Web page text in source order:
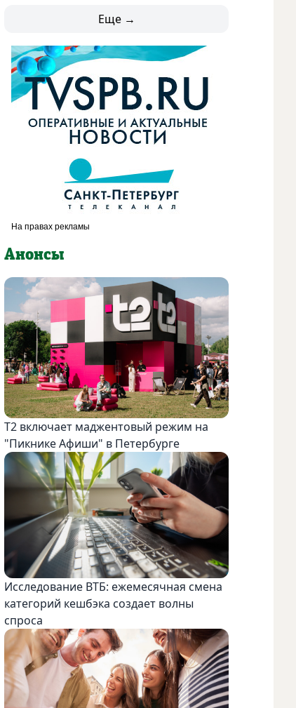
Еще →
Анонсы
Т2 включает маджентовый режим на
"Пикнике Афиши" в Петербурге
Исследование ВТБ: ежемесячная смена
категорий кешбэка создает волны
спроса